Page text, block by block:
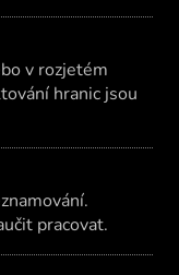
v rozjetém
hranic jsou
pracovat.